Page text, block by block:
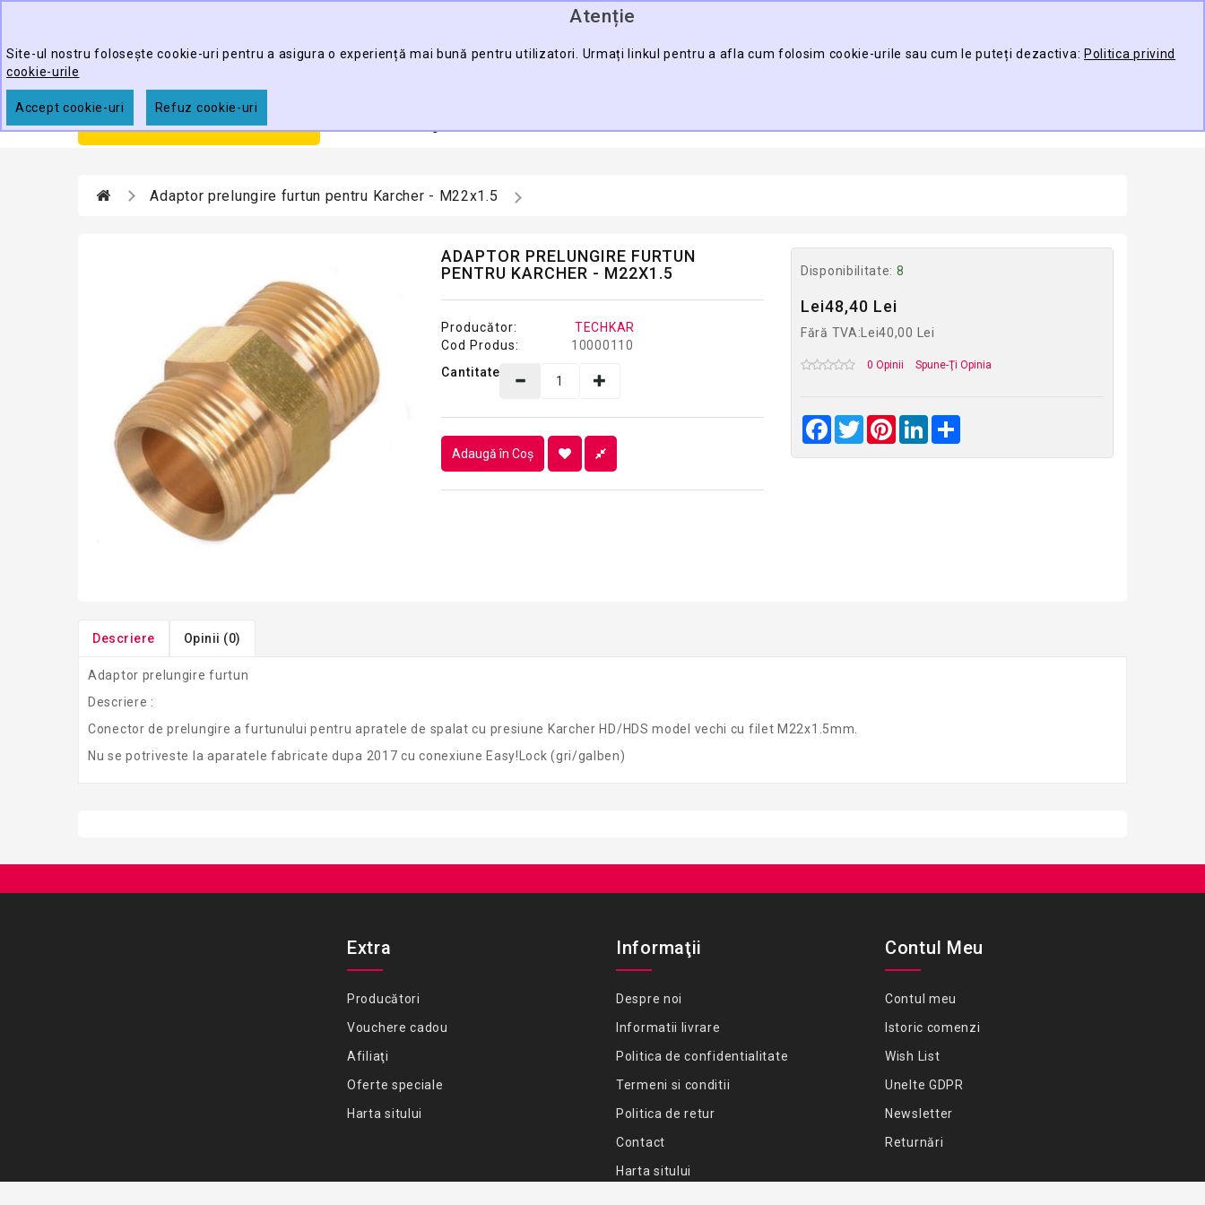
Atenție
Site-ul nostru folosește cookie-uri pentru a asigura o experiență mai bună pentru utilizatori. Urmați linkul pentru a afla cum folosim cookie-urile sau cum le puteți dezactiva: Politica privind
cookie-urile
Accept cookie-uri Refuz cookie-uri
CATEGORII
Adaptor prelungire furtun pentru Karcher - M22x1.5
ADAPTOR PRELUNGIRE FURTUN
PENTRU KARCHER - M22X1.5
Producător:
TECHKAR
Cod Produs:
10000110
Cantitate
Adaugă în Coş
Disponibilitate: 8
Lei48,40 Lei
Fără TVA:Lei40,00 Lei
0 Opinii Spune-Ţi Opinia
Facebook
TwitterPinterestLinkedIn
Descriere Opinii (0)
Adaptor prelungire furtun
Descriere :
Conector de prelungire a furtunului pentru apratele de spalat cu presiune Karcher HD/HDS model vechi cu filet M22x1.5mm.
Nu se potriveste la aparatele fabricate dupa 2017 cu conexiune Easy!Lock (gri/galben)
Extra
Producători
Vouchere cadou
Afiliaţi
Oferte speciale
Harta sitului
Informaţii
Despre noi
Informatii livrare
Politica de confidentialitate
Termeni si conditii
Politica de retur
Contact
Harta sitului
Contul Meu
Contul meu
Istoric comenzi
Wish List
Unelte GDPR
Newsletter
Returnări